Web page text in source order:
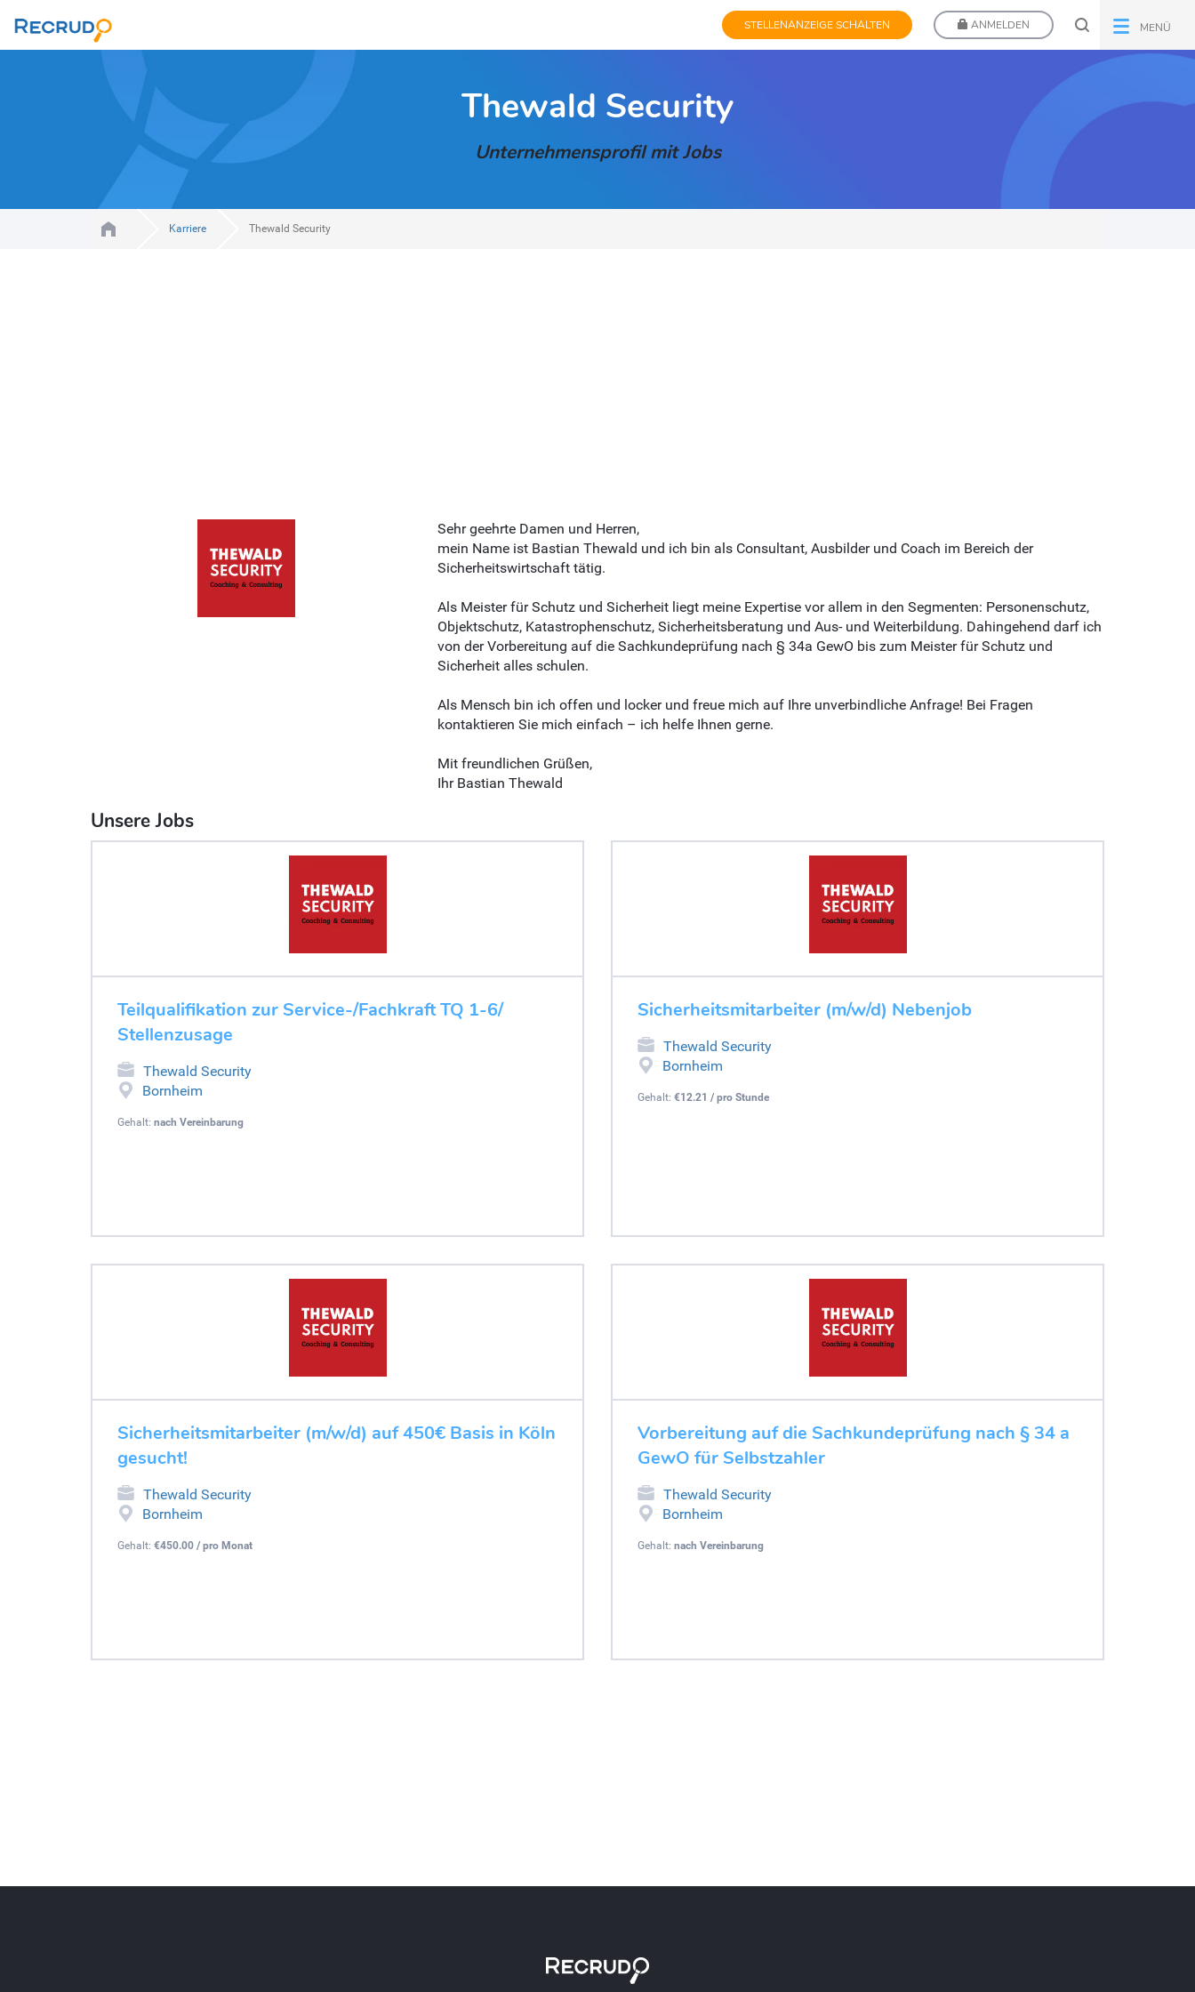
STELLENANZEIGE SCHALTEN ANMELDEN MENÜ
Thewald Security
Unternehmensprofil mit Jobs
Karriere Thewald Security
Sehr geehrte Damen und Herren,
mein Name ist Bastian Thewald und ich bin als Consultant, Ausbilder und Coach im Bereich der
Sicherheitswirtschaft tätig.
Als Meister für Schutz und Sicherheit liegt meine Expertise vor allem in den Segmenten: Personenschutz,
Objektschutz, Katastrophenschutz, Sicherheitsberatung und Aus- und Weiterbildung. Dahingehend darf ich
von der Vorbereitung auf die Sachkundeprüfung nach § 34a GewO bis zum Meister für Schutz und
Sicherheit alles schulen.
Als Mensch bin ich offen und locker und freue mich auf Ihre unverbindliche Anfrage! Bei Fragen
kontaktieren Sie mich einfach – ich helfe Ihnen gerne.
Mit freundlichen Grüßen,
Ihr Bastian Thewald
Unsere Jobs
Teilqualifikation zur Service-/Fachkraft TQ 1-6/
Stellenzusage
Thewald Security
Bornheim
Gehalt: nach Vereinbarung
Sicherheitsmitarbeiter (m/w/d) Nebenjob
Thewald Security
Bornheim
Gehalt: €12.21 / pro Stunde
Sicherheitsmitarbeiter (m/w/d) auf 450€ Basis in Köln
gesucht!
Thewald Security
Bornheim
Gehalt: €450.00 / pro Monat
Vorbereitung auf die Sachkundeprüfung nach § 34 a
GewO für Selbstzahler
Thewald Security
Bornheim
Gehalt: nach Vereinbarung